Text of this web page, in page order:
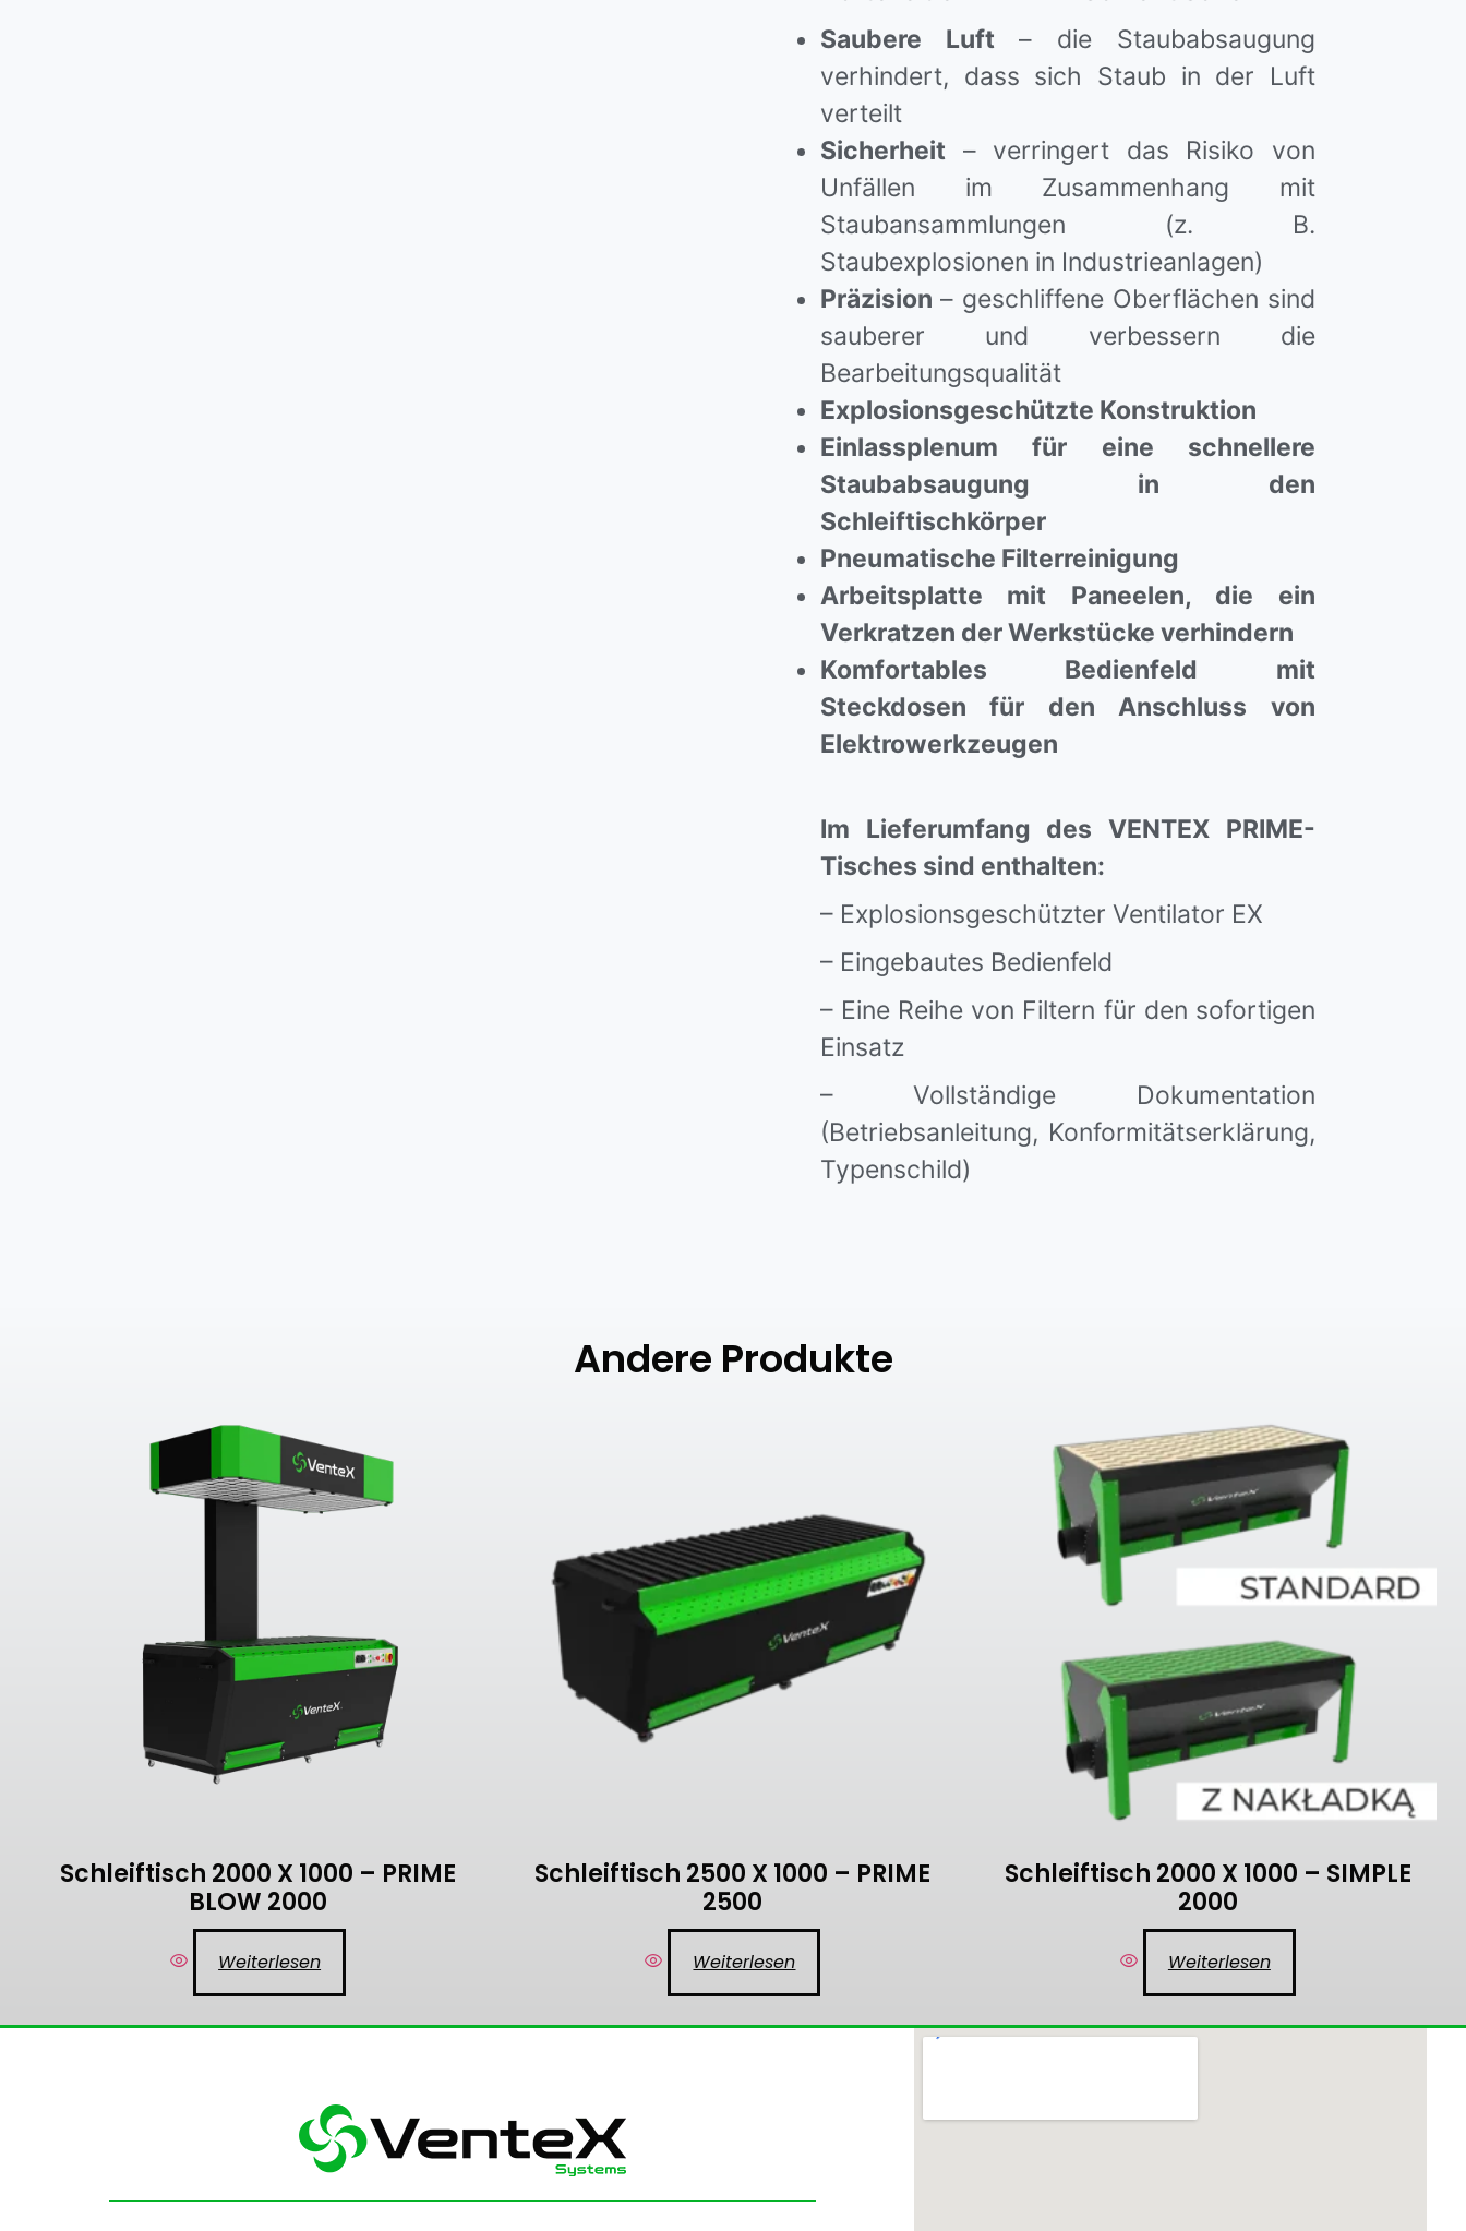
Saubere Luft – die Staubabsaugung
verhindert, dass sich Staub in der Luft
verteilt
Sicherheit – verringert das Risiko von
Unfällen im Zusammenhang mit
Staubansammlungen (z. B.
Staubexplosionen in Industrieanlagen)
Präzision – geschliffene Oberflächen sind
sauberer und verbessern die
Bearbeitungsqualität
Explosionsgeschützte Konstruktion
Einlassplenum für eine schnellere
Staubabsaugung in den
Schleiftischkörper
Pneumatische Filterreinigung
Arbeitsplatte mit Paneelen, die ein
Verkratzen der Werkstücke verhindern
Komfortables Bedienfeld mit
Steckdosen für den Anschluss von
Elektrowerkzeugen
Im Lieferumfang des VENTEX PRIME-
Tisches sind enthalten:
– Explosionsgeschützter Ventilator EX
– Eingebautes Bedienfeld
– Eine Reihe von Filtern für den sofortigen
Einsatz
– Vollständige Dokumentation
(Betriebsanleitung, Konformitätserklärung,
Typenschild)
Andere Produkte
Schleiftisch 2000 X 1000 – PRIME
BLOW 2000
Weiterlesen
Schleiftisch 2500 X 1000 – PRIME
2500
Weiterlesen
Schleiftisch 2000 X 1000 – SIMPLE
2000
Weiterlesen